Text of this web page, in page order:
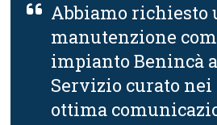
Abbiamo richiesto
manutenzione
impianto Benincà
Servizio curato
ottima